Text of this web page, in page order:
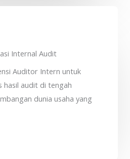
Internal Audit
Auditor Intern untuk
hasil audit di tengah
dunia usaha yang